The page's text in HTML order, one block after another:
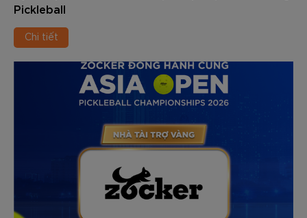
Pickleball
Chi tiết